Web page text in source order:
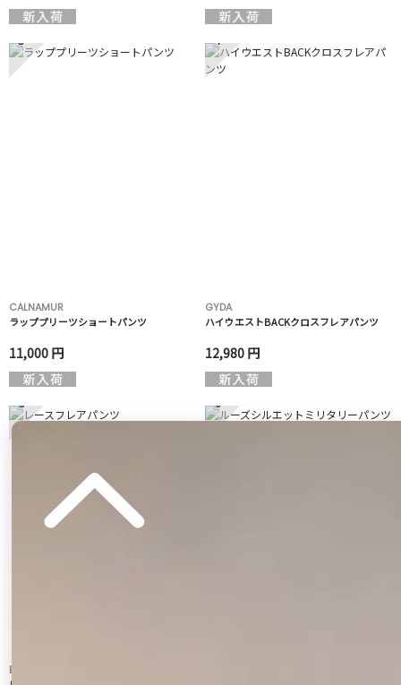
3
CALNAMUR
ラッププリーツショートパンツ
11,000 円
4
GYDA
ハイウエストBACKクロスフレアパンツ
12,980 円
5
EVRIS
6